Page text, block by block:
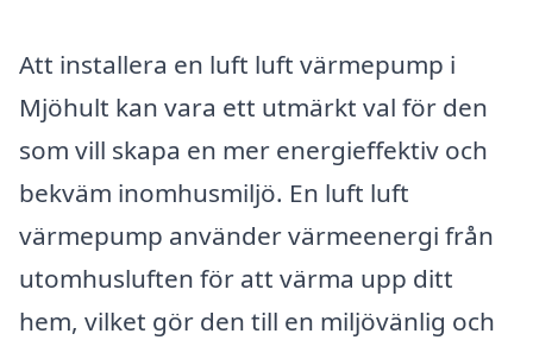
Att installera en luft luft värmepump i
Mjöhult kan vara ett utmärkt val för den
som vill skapa en mer energieffektiv och
bekväm inomhusmiljö. En luft luft
värmepump använder värmeenergi från
utomhusluften för att värma upp ditt
hem, vilket gör den till en miljövänlig och